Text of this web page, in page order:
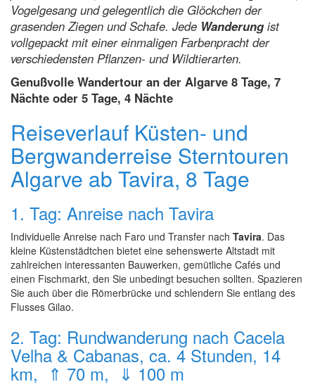
Vogelgesang und gelegentlich die Glöckchen der
grasenden Ziegen und Schafe. Jede Wanderungist
vollgepackt mit einer einmaligen Farbenpracht der
verschiedensten Pflanzen- und Wildtierarten.
Genußvolle Wandertour an der Algarve 8 Tage, 7
Nächte oder 5 Tage, 4 Nächte
Reiseverlauf Küsten- und
Bergwanderreise Sterntouren
Algarve ab Tavira, 8 Tage
1. Tag: Anreise nach Tavira
Individuelle Anreise nach Faro und Transfer nach Tavira. Das
kleine Küstenstädtchen bietet eine sehenswerte Altstadt mit
zahlreichen interessanten Bauwerken, gemütliche Cafés und
einen Fischmarkt, den Sie unbedingt besuchen sollten. Spazieren
Sie auch über die Römerbrücke und schlendern Sie entlang des
Flusses Gilao.
2. Tag: Rundwanderung nach Cacela
Velha & Cabanas, ca. 4 Stunden, 14
km, ⇑ 70 m, ⇓ 100 m